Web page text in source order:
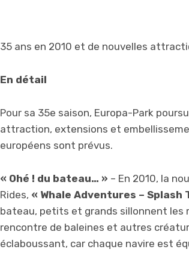
35 ans en 2010 et de nouvelles
En détail
Pour sa 35e saison, Europa-Park
attraction, extensions et
européens sont prévus.
« Ohé ! du bateau… » – En 2010, la
Rides, « Whale Adventures – Splash
bateau, petits et grands sillonnent les
rencontre de baleines et autres
éclaboussant, car chaque navire est